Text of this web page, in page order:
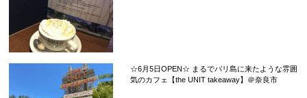
☆6月5日OPEN☆ まるでバリ島に来たような雰囲
気のカフェ【the UNIT takeaway】＠奈良市